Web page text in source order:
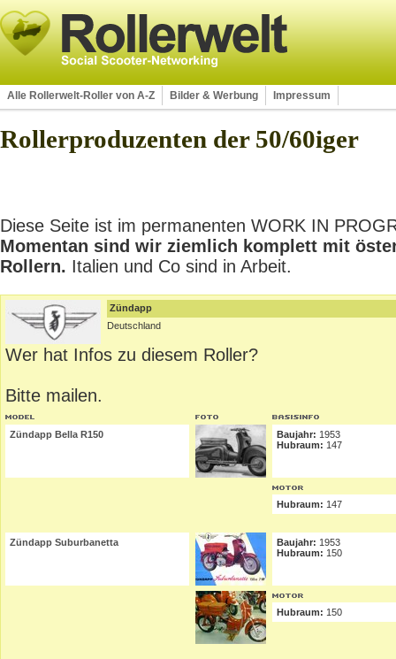
Alle Rollerwelt-Roller von A-Z Bilder & Werbung Impressum
Rollerproduzenten der 50/60iger
Diese Seite ist im permanenten WORK IN
Momentan sind wir ziemlich komplett mit
Rollern. Italien und Co sind in Arbeit.
Zündapp
Deutschland
Wer hat Infos zu diesem Roller?
Bitte mailen.
Zündapp Bella R150 Baujahr: 1953
Hubraum: 147
Hubraum: 147
Zündapp Suburbanetta Baujahr: 1953
Hubraum: 150
Hubraum: 150